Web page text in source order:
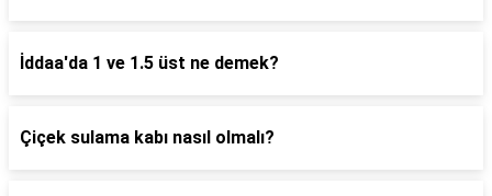
İddaa'da 1 ve 1.5 üst ne demek?
Çiçek sulama kabı nasıl olmalı?